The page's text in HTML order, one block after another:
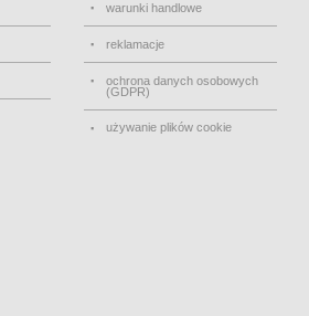
warunki handlowe
reklamacje
ochrona danych osobowych
(GDPR)
używanie plików cookie